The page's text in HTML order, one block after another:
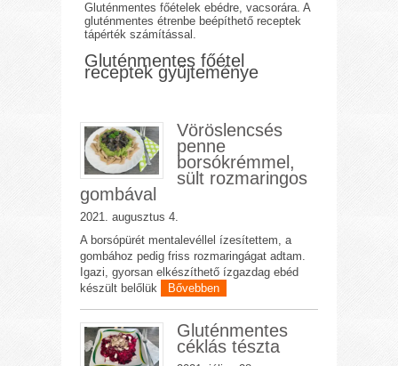
Gluténmentes főételek ebédre, vacsorára. A
gluténmentes étrenbe beépíthető receptek
tápérték számítással.
Gluténmentes főétel
receptek gyűjteménye
Vöröslencsés
penne
borsókrémmel,
sült rozmaringos
gombával
2021. augusztus 4.
A borsópürét mentalevéllel ízesítettem, a
gombához pedig friss rozmaringágat adtam.
Igazi, gyorsan elkészíthető ízgazdag ebéd
készült belőlük
Bővebben
Gluténmentes
céklás tészta